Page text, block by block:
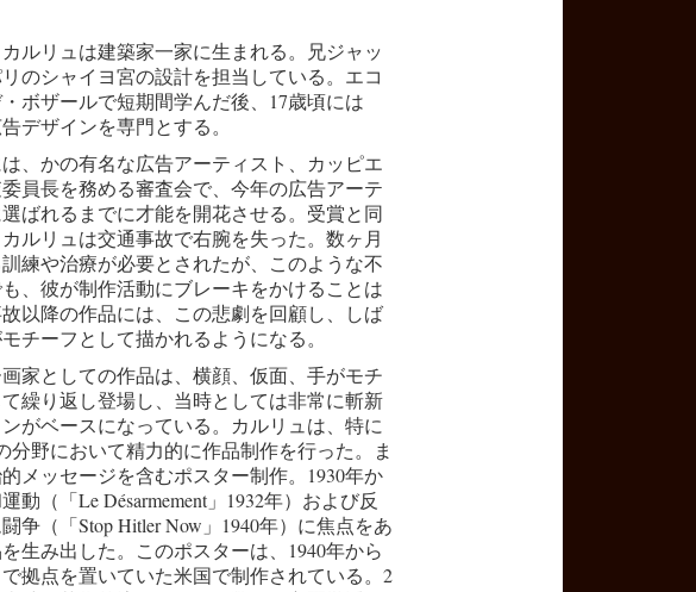
カルリュは建築家一家に生まれる。兄ジャッ
のシャイヨ宮の設計を担当している。エコ
ボザールで短期間学んだ後、17歳頃には
デザインを専門とする。
は、かの有名な広告アーティスト、カッピエ
員長を務める審査会で、今年の広告アーテ
ばれるまでに才能を開花させる。受賞と同
ルリュは交通事故で右腕を失った。数ヶ月
練や治療が必要とされたが、このような不
、彼が制作活動にブレーキをかけることは
以降の作品には、この悲劇を回顧し、しば
チーフとして描かれるようになる。
家としての作品は、横顔、仮面、手がモチ
繰り返し登場し、当時としては非常に斬新
がベースになっている。カルリュは、特に
分野において精力的に作品制作を行った。ま
メッセージを含むポスター制作。1930年か
動（「Le Désarmement」1932年）および反
争（「Stop Hitler Now」1940年）に焦点をあ
生み出した。このポスターは、1940年から
で拠点を置いていた米国で制作されている。2